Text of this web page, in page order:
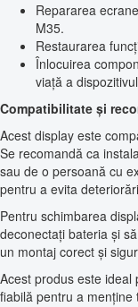
Repararea
M35.
Restaurarea
Înlocuirea
viață a
Compatibilitate și
Acest display este
Se recomandă ca
sau de o persoană cu
pentru a evita
Pentru schimbarea
deconectați bateria și
un montaj corect și
Acest produs este
fiabilă pentru a